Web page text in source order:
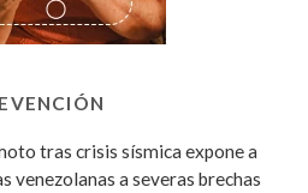
tras crisis sísmica expone a
venezolanas a severas brechas